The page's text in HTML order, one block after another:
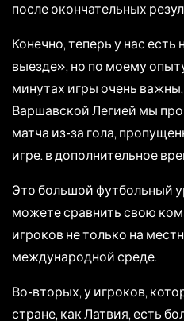
после окончательных
Конечно, теперь у нас
выезде», но по моему
минутах игры очень
Варшавской Легией мы
матча из-за гола,
игре. в дополнительное
Это большой футбольный
можете сравнить свою
игроков не только на
международной среде.
Во-вторых, у игроков,
стране, как Латвия, есть